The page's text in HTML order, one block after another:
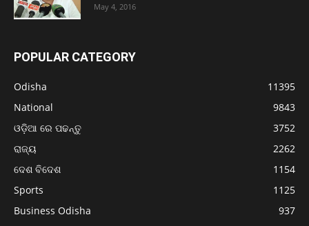
May 4, 2016
POPULAR CATEGORY
Odisha
11395
National
9843
ଓଡ଼ିଆ ରେ ପଢନ୍ତୁ
3752
ରାଜ୍ୟ
2262
ଦେଶ ବିଦେଶ
1154
Sports
1125
Business Odisha
937